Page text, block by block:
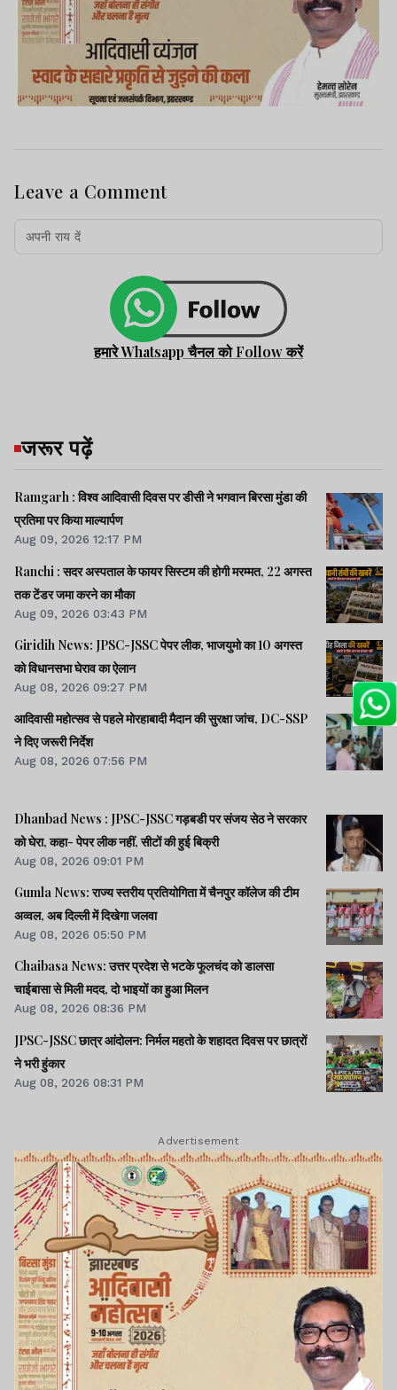
Leave a Comment
हमारे Whatsapp चैनल को Follow करें
जरूर पढ़ें
Ramgarh : विश्व आदिवासी दिवस पर डीसी ने भगवान बिरसा मुंडा की
प्रतिमा पर किया माल्यार्पण
Aug 09, 2026 12:17 PM
Ranchi : सदर अस्पताल के फायर सिस्टम की होगी मरम्मत, 22 अगस्त
तक टेंडर जमा करने का मौका
Aug 09, 2026 03:43 PM
Giridih News: JPSC-JSSC पेपर लीक, भाजयुमो का 10 अगस्त
को विधानसभा घेराव का ऐलान
Aug 08, 2026 09:27 PM
आदिवासी महोत्सव से पहले मोरहाबादी मैदान की सुरक्षा जांच, DC-SSP
ने दिए जरूरी निर्देश
Aug 08, 2026 07:56 PM
Dhanbad News : JPSC-JSSC गड़बडी पर संजय सेठ ने सरकार
को घेरा, कहा- पेपर लीक नहीं, सीटों की हुई बिक्री
Aug 08, 2026 09:01 PM
Gumla News: राज्य स्तरीय प्रतियोगिता में चैनपुर कॉलेज की टीम
अव्वल, अब दिल्ली में दिखेगा जलवा
Aug 08, 2026 05:50 PM
Chaibasa News: उत्तर प्रदेश से भटके फूलचंद को डालसा
चाईबासा से मिली मदद, दो भाइयों का हुआ मिलन
Aug 08, 2026 08:36 PM
JPSC-JSSC छात्र आंदोलन: निर्मल महतो के शहादत दिवस पर छात्रों
ने भरी हुंकार
Aug 08, 2026 08:31 PM
Advertisement